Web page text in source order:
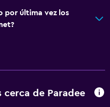
por última vez los
cerca de Paradee